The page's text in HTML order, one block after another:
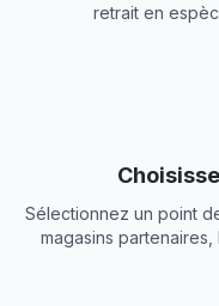
retrait en
Sélectionnez un point
magasins